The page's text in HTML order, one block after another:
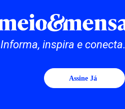
Informa, inspira e conecta.
Assine Já